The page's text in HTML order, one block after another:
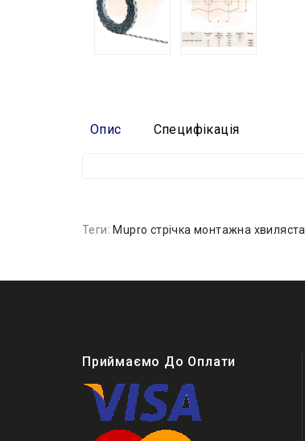
Опис Специфікація
Теги: Mupro стрічка монтажна хвиляста
Приймаємо До Оплати